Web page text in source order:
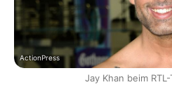
ActionPress
Jay Khan beim